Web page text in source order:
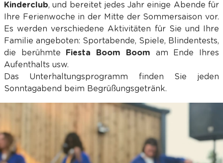
Kinderclub, und bereitet jedes Jahr einige Abende für
Ihre Ferienwoche in der Mitte der Sommersaison vor.
Es werden verschiedene Aktivitäten für Sie und Ihre
Familie angeboten: Sportabende, Spiele, Blindentests,
die berühmte
Fiesta Boom Boom am Ende Ihres
Aufenthalts usw.
Das Unterhaltungsprogramm finden Sie jeden
Sonntagabend beim Begrüßungsgetränk.